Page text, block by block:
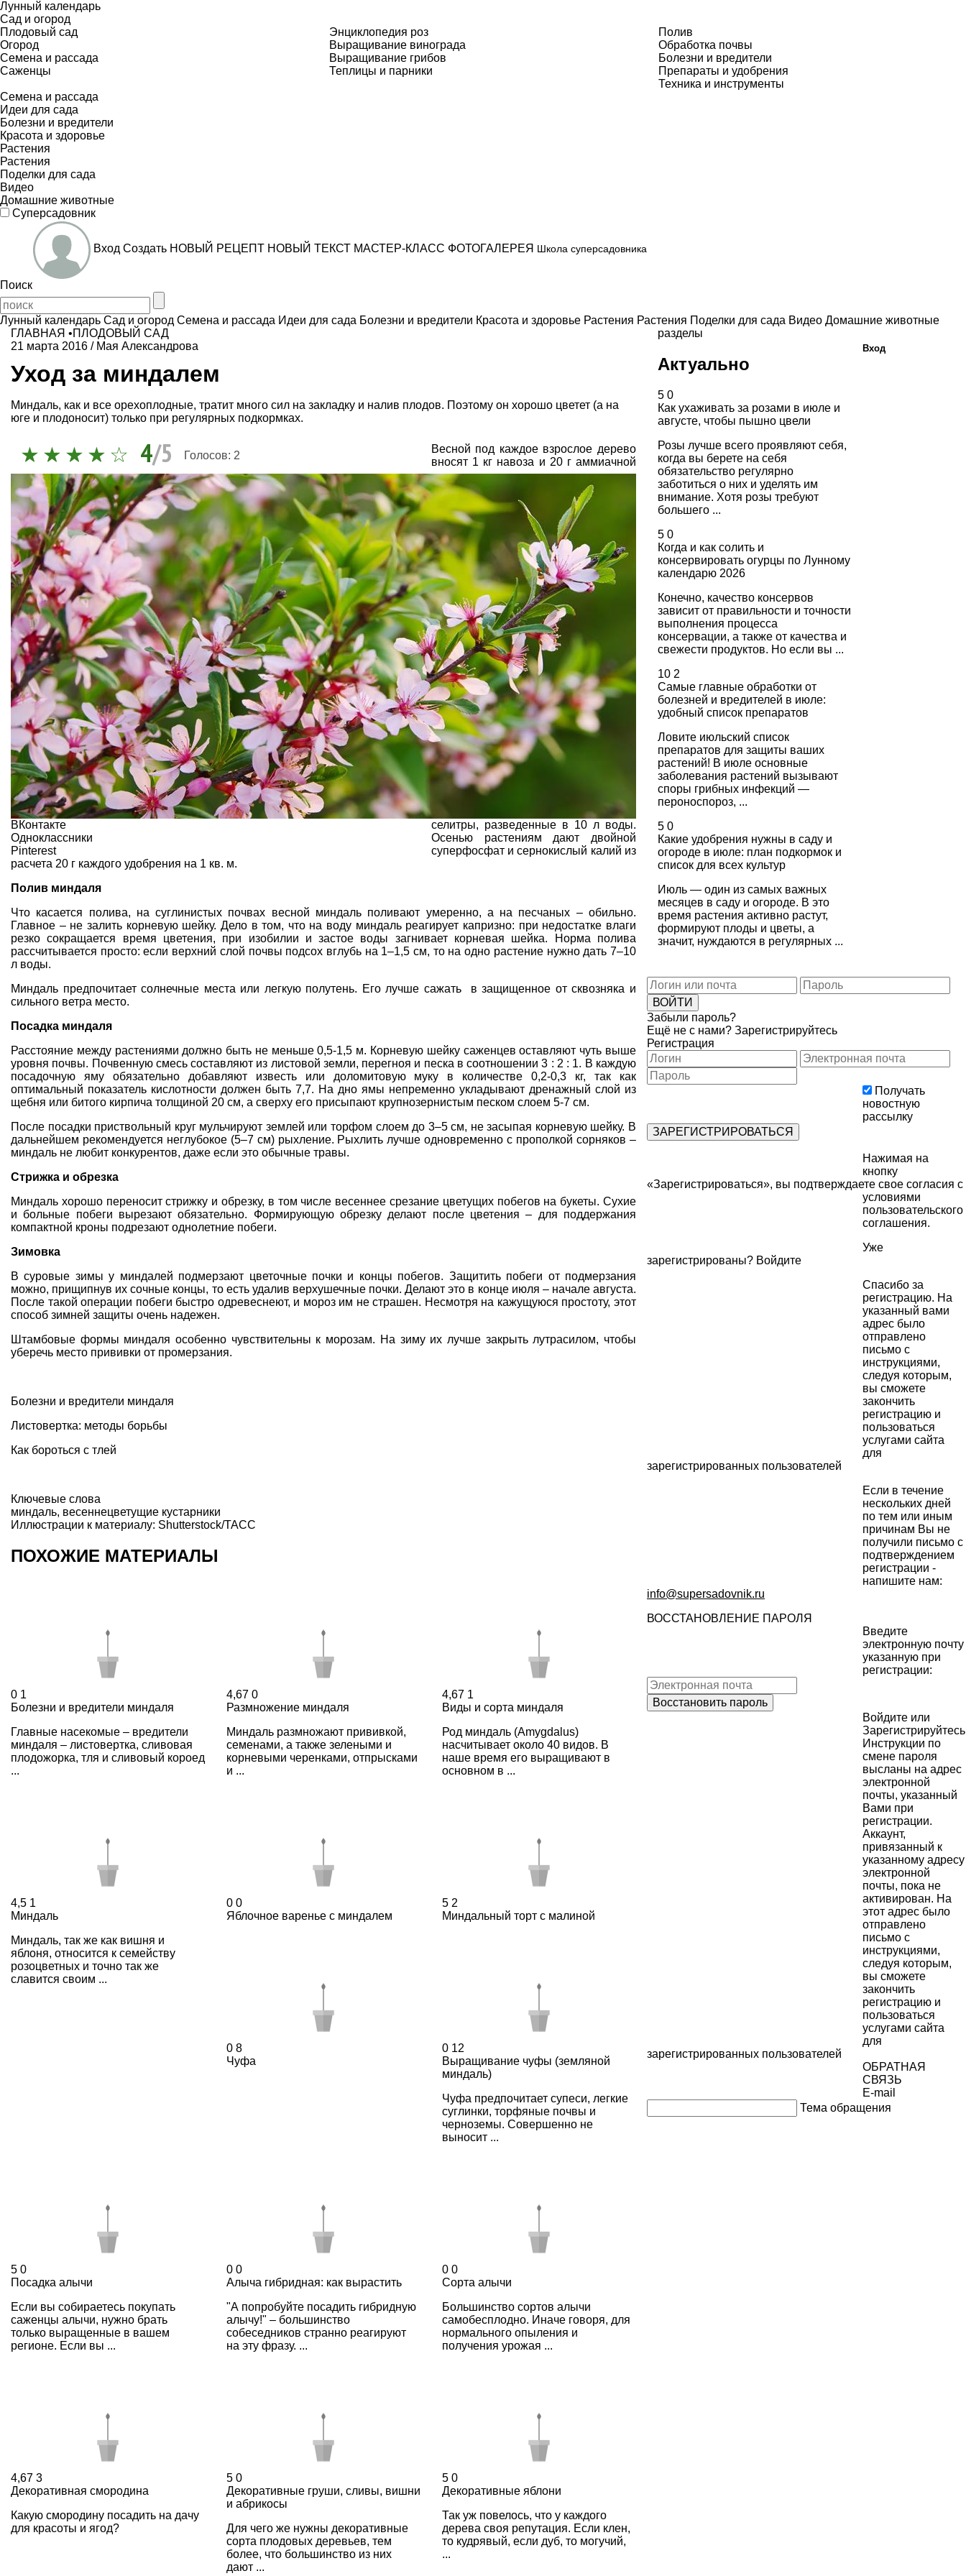
Лунный календарь
Сад и огород
Плодовый сад
Огород
Семена и рассада
Саженцы
Энциклопедия роз
Выращивание винограда
Выращивание грибов
Теплицы и парники
Полив
Обработка почвы
Болезни и вредители
Препараты и удобрения
Техника и инструменты
Семена и рассада
Идеи для сада
Болезни и вредители
Красота и здоровье
Растения
Растения
Поделки для сада
Видео
Домашние животные
Суперсадовник
Вход Создать НОВЫЙ РЕЦЕПТ НОВЫЙ ТЕКСТ МАСТЕР-КЛАСС ФОТОГАЛЕРЕЯ Школа суперсадовника
Поиск
Лунный календарь Сад и огород Семена и рассада Идеи для сада Болезни и вредители Красота и здоровье Растения Растения Поделки для сада Видео Домашние животные
ГЛАВНАЯ •ПЛОДОВЫЙ САД
21 марта 2016 / Мая Александрова
Уход за миндалем
Миндаль, как и все орехоплодные, тратит много сил на закладку и налив плодов. Поэтому он хорошо цветет (а на
юге и плодоносит) только при регулярных подкормках.
4/5 Голосов: 2
ВКонтакте
Одноклассники
Pinterest
Весной под каждое взрослое дерево
вносят 1 кг навоза и 20 г аммиачной
селитры, разведенные в 10 л воды.
Осенью растениям дают двойной
суперфосфат и сернокислый калий из
расчета 20 г каждого удобрения на 1 кв. м.
Полив миндаля
Что касается полива, на суглинистых почвах весной миндаль поливают умеренно, а на песчаных – обильно.
Главное – не залить корневую шейку. Дело в том, что на воду миндаль реагирует капризно: при недостатке влаги
резко сокращается время цветения, при изобилии и застое воды загнивает корневая шейка. Норма полива
рассчитывается просто: если верхний слой почвы подсох вглубь на 1–1,5 см, то на одно растение нужно дать 7–10
л воды.
Миндаль предпочитает солнечные места или легкую полутень. Его лучше сажать в защищенное от сквозняка и
сильного ветра место.
Посадка миндаля
Расстояние между растениями должно быть не меньше 0,5-1,5 м. Корневую шейку саженцев оставляют чуть выше
уровня почвы. Почвенную смесь составляют из листовой земли, перегноя и песка в соотношении 3 : 2 : 1. В каждую
посадочную ямуобязательно добавляют известь или доломитовую муку в количестве 0,2-0,3 кг, так как
оптимальный показатель кислотности должен быть 7,7. На дно ямы непременно укладывают дренажный слой из
щебня или битого кирпича толщиной 20 см, а сверху его присыпают крупнозернистым песком слоем 5-7 см.
После посадки приствольный круг мульчируют землей или торфом слоем до 3–5 см, не засыпая корневую шейку. В
дальнейшем рекомендуется неглубокое (5–7 см) рыхление. Рыхлить лучше одновременнос прополкой сорняков –
миндаль не любит конкурентов, даже если это обычные травы.
Стрижка и обрезка
Миндаль хорошо переноситстрижку и обрезку, в том числе весеннее срезание цветущих побегов на букеты. Сухие
и больные побеги вырезают обязательно. Формирующую обрезку делают после цветения – для поддержания
компактной кроны подрезают однолетние побеги.
Зимовка
В суровые зимы у миндалей подмерзают цветочные почки и концы побегов. Защитить побеги от подмерзания
можно, прищипнув их сочные концы, то есть удалив верхушечные почки. Делают это в конце июля – начале августа.
После такой операции побеги быстро одревеснеют, и мороз им не страшен. Несмотря на кажущуюся простоту, этот
способ зимней защиты очень надежен.
Штамбовые формы миндаля особенно чувствительны к морозам. На зиму их лучше закрыть лутрасилом, чтобы
уберечь место прививки от промерзания.
Болезни и вредители миндаля
Листовертка: методы борьбы
Как бороться с тлей
Ключевые слова
миндаль, весеннецветущие кустарники
Иллюстрации к материалу: Shutterstock/ТАСС
ПОХОЖИЕ МАТЕРИАЛЫ
0 1
Болезни и вредители миндаля
Главные насекомые – вредители
миндаля – листовертка, сливовая
плодожорка, тля и сливовый короед
...
4,67 0
Размножение миндаля
Миндаль размножают прививкой,
семенами, а также зелеными и
корневыми черенками, отпрысками
и ...
4,67 1
Виды и сорта миндаля
Род миндаль (Amygdalus)
насчитывает около 40 видов. В
наше время его выращивают в
основном в ...
4,5 1
Миндаль
Миндаль, так же как вишня и
яблоня, относится к семейству
розоцветных и точно так же
славится своим ...
0 0
Яблочное варенье с миндалем
5 2
Миндальный торт с малиной
0 8
Чуфа
0 12
Выращивание чуфы (земляной
миндаль)
Чуфа предпочитает супеси, легкие
суглинки, торфяные почвы и
черноземы. Совершенно не
выносит ...
5 0
Посадка алычи
Если вы собираетесь покупать
саженцы алычи, нужно брать
только выращенные в вашем
регионе. Если вы ...
0 0
Алыча гибридная: как вырастить
"А попробуйте посадить гибридную
алычу!" – большинство
собеседников странно реагируют
на эту фразу. ...
0 0
Сорта алычи
Большинство сортов алычи
самобесплодно. Иначе говоря, для
нормального опыления и
получения урожая ...
4,67 3
Декоративная смородина
Какую смородину посадить на дачу
для красоты и ягод?
5 0
Декоративные груши, сливы, вишни
и абрикосы
Для чего же нужны декоративные
сорта плодовых деревьев, тем
более, что большинство из них
дают ...
5 0
Декоративные яблони
Так уж повелось, что у каждого
дерева своя репутация. Если клен,
то кудрявый, если дуб, то могучий,
...
разделы
Актуально
5 0
Как ухаживать за розами в июле и
августе, чтобы пышно цвели
Розы лучше всего проявляют себя,
когда вы берете на себя
обязательство регулярно
заботиться о них и уделять им
внимание. Хотя розы требуют
большего ...
5 0
Когда и как солить и
консервировать огурцы по Лунному
календарю 2026
Конечно, качество консервов
зависит от правильности и точности
выполнения процесса
консервации, а также от качества и
свежести продуктов. Но если вы ...
10 2
Самые главные обработки от
болезней и вредителей в июле:
удобный список препаратов
Ловите июльский список
препаратов для защиты ваших
растений! В июле основные
заболевания растений вызывают
споры грибных инфекций —
пероноспороз, ...
5 0
Какие удобрения нужны в саду и
огороде в июле: план подкормок и
список для всех культур
Июль — один из самых важных
месяцев в саду и огороде. В это
время растения активно растут,
формируют плоды и цветы, а
значит, нуждаются в регулярных ...
Вход
Забыли пароль?
Ещё не с нами? Зарегистрируйтесь
Регистрация
Получать
новостную
рассылку
Нажимая на
кнопку
«Зарегистрироваться», вы подтверждаете свое согласия с
условиями
пользовательского
соглашения.
Уже
зарегистрированы? Войдите
Спасибо за
регистрацию. На
указанный вами
адрес было
отправлено
письмо с
инструкциями,
следуя которым,
вы сможете
закончить
регистрацию и
пользоваться
услугами сайта
для
зарегистрированных пользователей
Если в течение
нескольких дней
по тем или иным
причинам Вы не
получили письмо с
подтверждением
регистрации -
напишите нам:
info@supersadovnik.ru
ВОССТАНОВЛЕНИЕ ПАРОЛЯ
Введите
электронную почту
указанную при
регистрации:
Войдите или
Зарегистрируйтесь
Инструкции по
смене пароля
высланы на адрес
электронной
почты, указанный
Вами при
регистрации.
Аккаунт,
привязанный к
указанному адресу
электронной
почты, пока не
активирован. На
этот адрес было
отправлено
письмо с
инструкциями,
следуя которым,
вы сможете
закончить
регистрацию и
пользоваться
услугами сайта
для
зарегистрированных пользователей
ОБРАТНАЯ
СВЯЗЬ
E-mail
Тема обращения